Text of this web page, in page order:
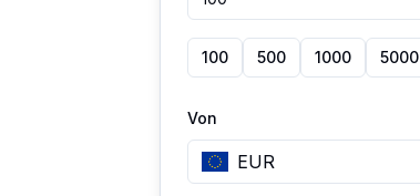
100 500 1000 5000
Von
EUR